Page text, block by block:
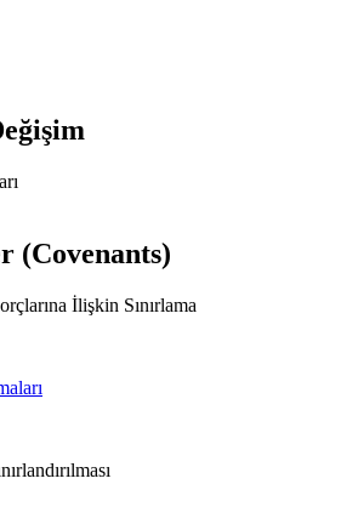
(Covenants)
İlişkin Sınırlama